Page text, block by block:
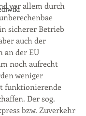
vor allem durch
sicherer Betrieb
auch der
an der EU
noch aufrecht
weniger
funktionierende
Der sog.
bzw. Zuverkehr